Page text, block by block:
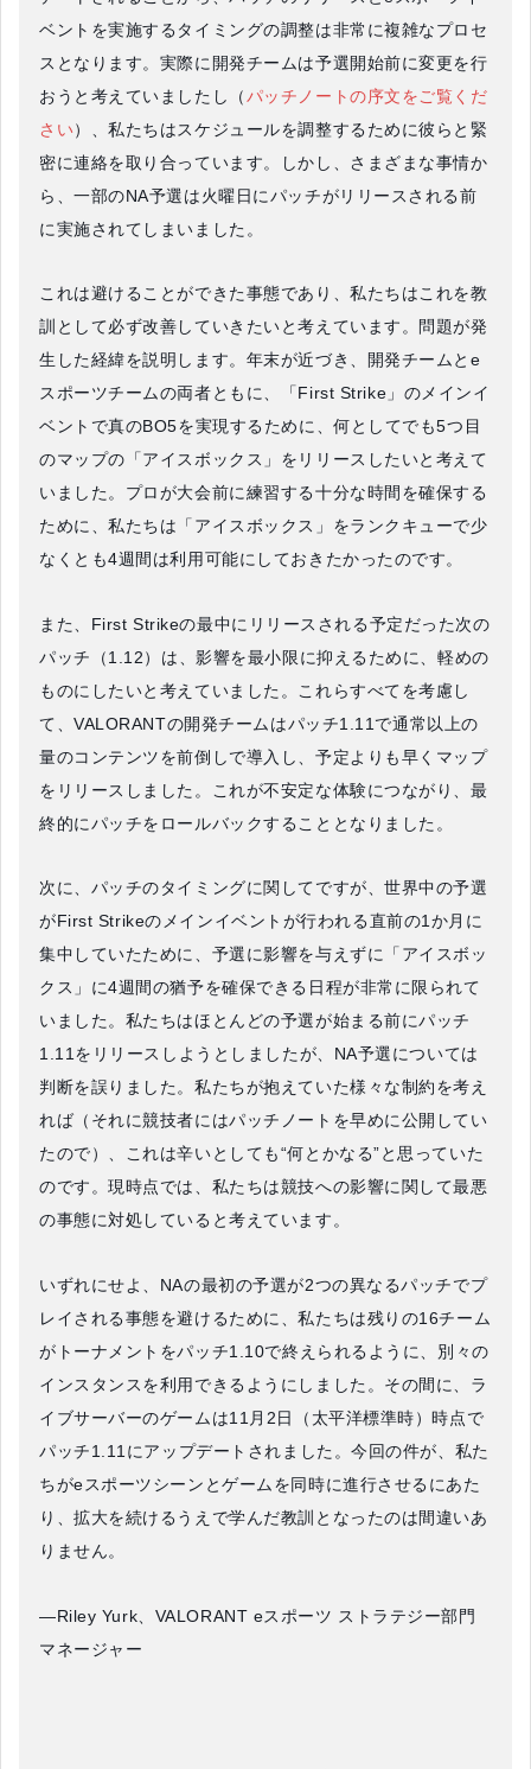
ベントを実施するタイミングの調整は非常に複雑なプロセ
スとなります。実際に開発チームは予選開始前に変更を行
おうと考えていましたし（パッチノートの序文をご覧くだ
さい）、私たちはスケジュールを調整するために彼らと緊
密に連絡を取り合っています。しかし、さまざまな事情か
ら、一部のNA予選は火曜日にパッチがリリースされる前
に実施されてしまいました。
これは避けることができた事態であり、私たちはこれを教
訓として必ず改善していきたいと考えています。問題が発
生した経緯を説明します。年末が近づき、開発チームとe
スポーツチームの両者ともに、「First Strike」のメインイ
ベントで真のBO5を実現するために、何としてでも5つ目
のマップの「アイスボックス」をリリースしたいと考えて
いました。プロが大会前に練習する十分な時間を確保する
ために、私たちは「アイスボックス」をランクキューで少
なくとも4週間は利用可能にしておきたかったのです。
また、First Strikeの最中にリリースされる予定だった次の
パッチ（1.12）は、影響を最小限に抑えるために、軽めの
ものにしたいと考えていました。これらすべてを考慮し
て、VALORANTの開発チームはパッチ1.11で通常以上の
量のコンテンツを前倒しで導入し、予定よりも早くマップ
をリリースしました。これが不安定な体験につながり、最
終的にパッチをロールバックすることとなりました。
次に、パッチのタイミングに関してですが、世界中の予選
がFirst Strikeのメインイベントが行われる直前の1か月に
集中していたために、予選に影響を与えずに「アイスボッ
クス」に4週間の猶予を確保できる日程が非常に限られて
いました。私たちはほとんどの予選が始まる前にパッチ
1.11をリリースしようとしましたが、NA予選については
判断を誤りました。私たちが抱えていた様々な制約を考え
れば（それに競技者にはパッチノートを早めに公開してい
たので）、これは辛いとしても“何とかなる”と思っていた
のです。現時点では、私たちは競技への影響に関して最悪
の事態に対処していると考えています。
いずれにせよ、NAの最初の予選が2つの異なるパッチでプ
レイされる事態を避けるために、私たちは残りの16チーム
がトーナメントをパッチ1.10で終えられるように、別々の
インスタンスを利用できるようにしました。その間に、ラ
イブサーバーのゲームは11月2日（太平洋標準時）時点で
パッチ1.11にアップデートされました。今回の件が、私た
ちがeスポーツシーンとゲームを同時に進行させるにあた
り、拡大を続けるうえで学んだ教訓となったのは間違いあ
りません。
—Riley Yurk、VALORANT eスポーツ ストラテジー部門
マネージャー